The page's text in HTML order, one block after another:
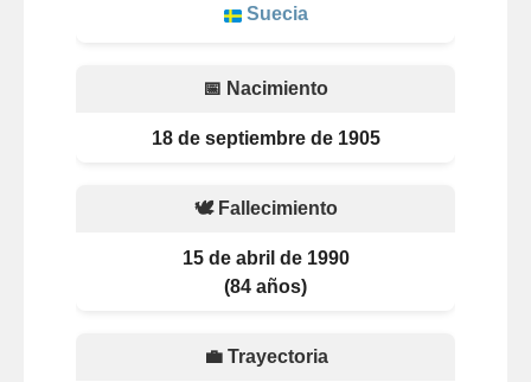
Suecia
📅 Nacimiento
18 de septiembre de 1905
🕊️ Fallecimiento
15 de abril de 1990
(84 años)
💼 Trayectoria